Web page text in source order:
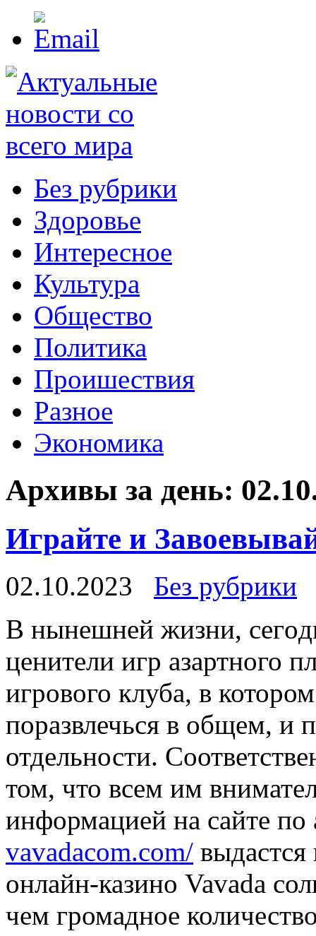
Без рубрики
Здоровье
Интересное
Культура
Общество
Политика
Проишествия
Разное
Экономика
Архивы за день:
Играйте и
02.10.2023
Без рубрики
В нынeшнeй жизни,
ценители игр азартного
игрового клуба, в
поразвлечься в общем, и
отдельности.
том, что всем им
информацией на сайте по
vavadacom.com/
онлайн-казино Vavada
чем громадное